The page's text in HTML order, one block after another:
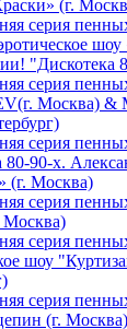
(г.
серия
"Дискотека
серия
Москва) &
серия
80-90-х.
Москва)
серия
Москва)
серия
шоу
серия
(г. Москва)